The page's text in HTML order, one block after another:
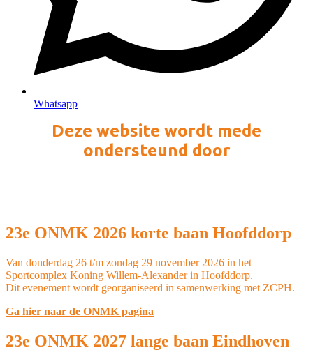
Whatsapp
Deze website wordt mede
ondersteund door
23e ONMK 2026 korte baan Hoofddorp
Van donderdag 26 t/m zondag 29 november 2026 in het
Sportcomplex Koning Willem-Alexander in Hoofddorp.
Dit evenement wordt georganiseerd in samenwerking met ZCPH.
Ga hier naar de ONMK pagina
23e ONMK 2027 lange baan Eindhoven